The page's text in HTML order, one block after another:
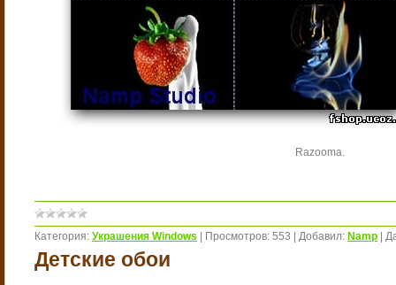
Razooma.
Категория: Украшения Windows Просмотров: 553 Добавил: Namp
Детские обои